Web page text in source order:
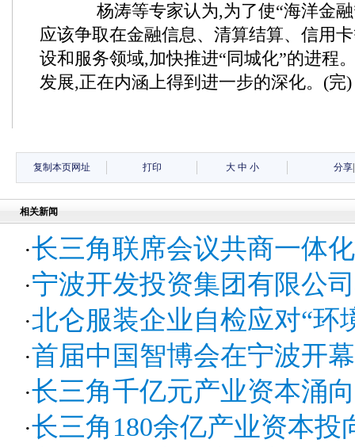
杨涛等专家认为,为了使“海洋金融
应该争取在金融信息、清算结算、信用
设和服务领域,加快推进“同城化”的进程
发展,正在内涵上得到进一步的深化。(完)
复制本页网址 打印 大 中 小 分享
相关新闻
·长三角联席会议共商一体
·宁波开发投资集团有限公
·北仑服装企业自检应对“环
·首届中国智博会在宁波开
·长三角千亿元产业资本涌
·长三角180余亿产业资本投